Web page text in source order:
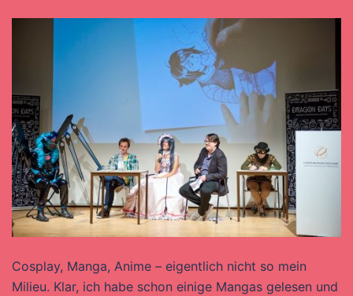
Cosplay, Manga, Anime – eigentlich nicht so mein
Milieu. Klar, ich habe schon einige Mangas gelesen und